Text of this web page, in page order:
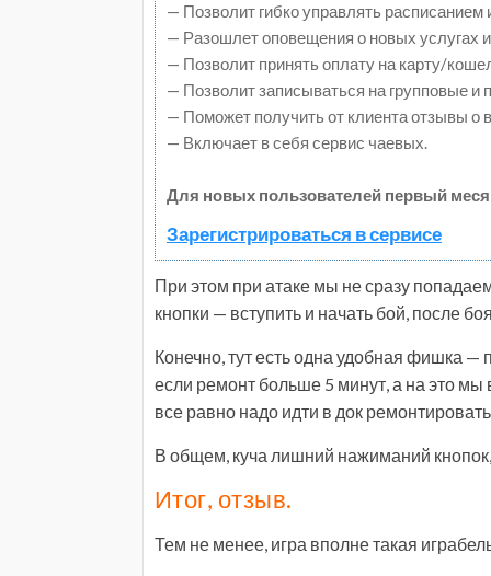
— Позволит гибко управлять расписанием
— Разошлет оповещения о новых услугах
— Позволит принять оплату на карту/
— Позволит записываться на групповые
— Поможет получить от клиента отзывы о
— Включает в себя сервис чаевых.
Для новых пользователей первый
Зарегистрироваться в сервисе
При этом при атаке мы не сразу
кнопки — вступить и начать бой, после
Конечно, тут есть одна удобная фишка
если ремонт больше 5 минут, а на это мы
все равно надо идти в док
В общем, куча лишний нажиманий
Итог, отзыв.
Тем не менее, игра вполне такая